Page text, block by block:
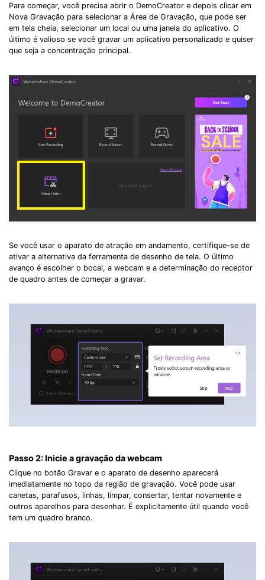
Para começar, você precisa abrir o DemoCreator e depois clicar em
Nova Gravação para selecionar a Área de Gravação, que pode ser
em tela cheia, selecionar um local ou uma janela do aplicativo. O
último é valioso se você gravar um aplicativo personalizado e quiser
que seja a concentração principal.
Se você usar o aparato de atração em andamento, certifique-se de
ativar a alternativa da ferramenta de desenho de tela. O último
avanço é escolher o bocal, a webcam e a determinação do receptor
de quadro antes de começar a gravar.
Passo 2: Inicie a gravação da webcam
Clique no botão Gravar e o aparato de desenho aparecerá
imediatamente no topo da região de gravação. Você pode usar
canetas, parafusos, linhas, limpar, consertar, tentar novamente e
outros aparelhos para desenhar. É explicitamente útil quando você
tem um quadro branco.